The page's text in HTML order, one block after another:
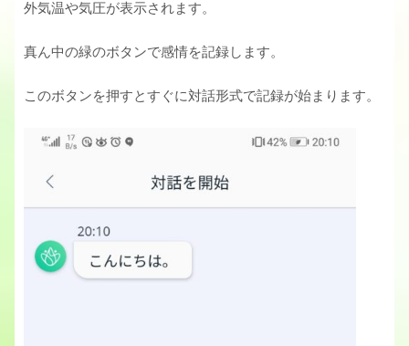
外気温や気圧が表示されます。
真ん中の緑のボタンで感情を記録します。
このボタンを押すとすぐに対話形式で記録が始まります。